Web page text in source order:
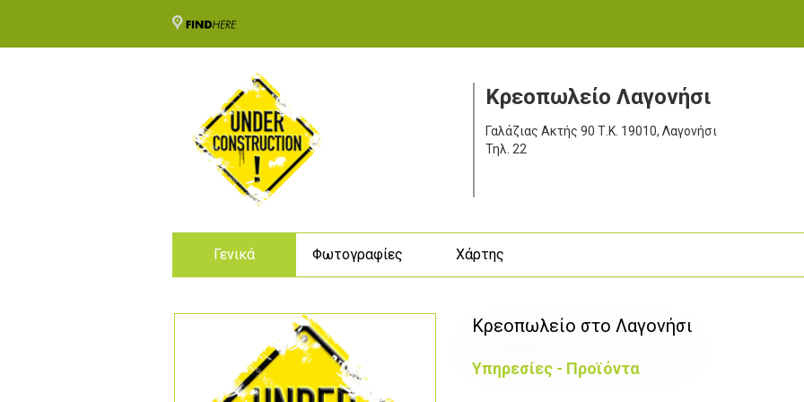
Κρεοπωλείο Λαγονήσι
Γαλάζιας Ακτής 90 Τ.Κ. 19010, Λαγονήσι
Τηλ. 22
Γενικά Φωτογραφίες Χάρτης
Κρεοπωλείο στο Λαγονήσι
Υπηρεσίες - Προϊόντα